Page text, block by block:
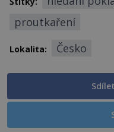
proutkaření
Lokalita: Česko